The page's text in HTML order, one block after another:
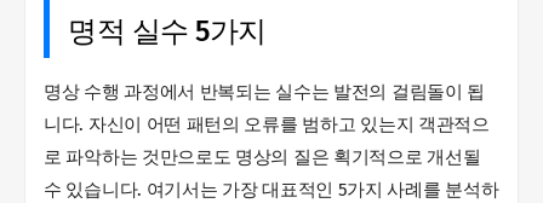
명적 실수 5가지
명상 수행 과정에서 반복되는 실수는 발전의 걸림돌이 됩
니다. 자신이 어떤 패턴의 오류를 범하고 있는지 객관적으
로 파악하는 것만으로도 명상의 질은 획기적으로 개선될
수 있습니다. 여기서는 가장 대표적인 5가지 사례를 분석하